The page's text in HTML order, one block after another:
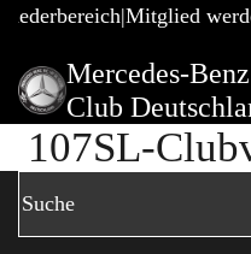
Mitglied
Mercedes-
Club
107SL-